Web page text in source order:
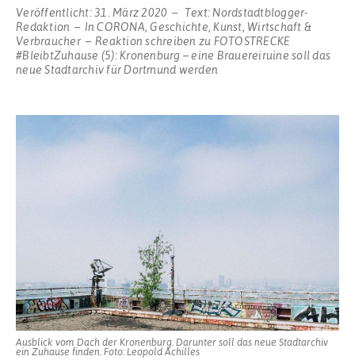
Veröffentlicht:31. März 2020 Text: Nordstadtblogger-
Redaktion
InCORONA,Geschichte,Kunst, Wirtschaft &
Verbraucher
Reaktion schreiben zu FOTOSTRECKE
#BleibtZuhause (5): Kronenburg – eine Brauereiruine soll das
neue Stadtarchiv für Dortmund werden
Ausblick vom Dach der Kronenburg. Darunter soll das neue Stadtarchiv
ein Zuhause finden. Foto: Leopold Achilles